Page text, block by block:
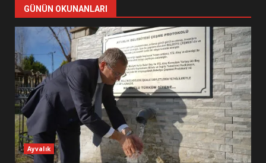
7
YENİ YÖNETİM NASIL
ŞEKİLLENDİ?
1
AYVALIK SU MİRASI İÇİN
HAREKETE GEÇİYOR: GÖZLER
BULUŞMADA
ESA 2026’DA TÜRK BAHARATI
NEYİ TEMSİL ETTİ?
GÜNÜN OKUNANLARI
Ayvalık